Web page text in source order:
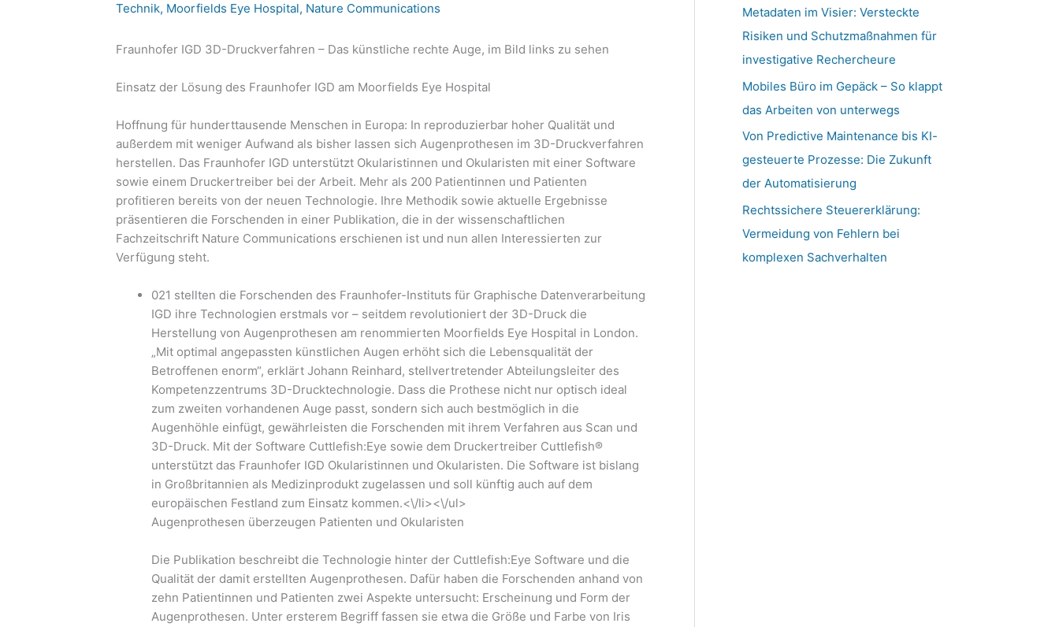
Technik, Moorfields Eye Hospital, Nature Communications
Fraunhofer IGD 3D-Druckverfahren – Das künstliche rechte Auge, im Bild links zu sehen
Einsatz der Lösung des Fraunhofer IGD am Moorfields Eye Hospital
Hoffnung für hunderttausende Menschen in Europa: In reproduzierbar hoher Qualität und
außerdem mit weniger Aufwand als bisher lassen sich Augenprothesen im 3D-Druckverfahren
herstellen. Das Fraunhofer IGD unterstützt Okularistinnen und Okularisten mit einer Software
sowie einem Druckertreiber bei der Arbeit. Mehr als 200 Patientinnen und Patienten
profitieren bereits von der neuen Technologie. Ihre Methodik sowie aktuelle Ergebnisse
präsentieren die Forschenden in einer Publikation, die in der wissenschaftlichen
Fachzeitschrift Nature Communications erschienen ist und nun allen Interessierten zur
Verfügung steht.
021 stellten die Forschenden des Fraunhofer-Instituts für Graphische Datenverarbeitung
IGD ihre Technologien erstmals vor – seitdem revolutioniert der 3D-Druck die
Herstellung von Augenprothesen am renommierten Moorfields Eye Hospital in London.
„Mit optimal angepassten künstlichen Augen erhöht sich die Lebensqualität der
Betroffenen enorm“, erklärt Johann Reinhard, stellvertretender Abteilungsleiter des
Kompetenzzentrums 3D-Drucktechnologie. Dass die Prothese nicht nur optisch ideal
zum zweiten vorhandenen Auge passt, sondern sich auch bestmöglich in die
Augenhöhle einfügt, gewährleisten die Forschenden mit ihrem Verfahren aus Scan und
3D-Druck. Mit der Software Cuttlefish:Eye sowie dem Druckertreiber Cuttlefish®
unterstützt das Fraunhofer IGD Okularistinnen und Okularisten. Die Software ist bislang
in Großbritannien als Medizinprodukt zugelassen und soll künftig auch auf dem
europäischen Festland zum Einsatz kommen.<\/li><\/ul>
Augenprothesen überzeugen Patienten und Okularisten
Die Publikation beschreibt die Technologie hinter der Cuttlefish:Eye Software und die
Qualität der damit erstellten Augenprothesen. Dafür haben die Forschenden anhand von
zehn Patientinnen und Patienten zwei Aspekte untersucht: Erscheinung und Form der
Augenprothesen. Unter ersterem Begriff fassen sie etwa die Größe und Farbe von Iris
Metadaten im Visier: Versteckte
Risiken und Schutzmaßnahmen für
investigative Rechercheure
Mobiles Büro im Gepäck – So klappt
das Arbeiten von unterwegs
Von Predictive Maintenance bis KI-
gesteuerte Prozesse: Die Zukunft
der Automatisierung
Rechtssichere Steuererklärung:
Vermeidung von Fehlern bei
komplexen Sachverhalten